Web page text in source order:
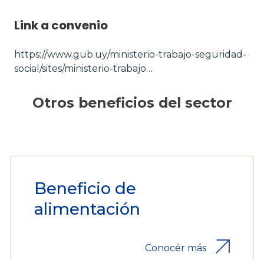
Link a convenio
https://www.gub.uy/ministerio-trabajo-seguridad-
social/sites/ministerio-trabajo…
Otros beneficios del sector
Beneficio de
alimentación
Conocér más